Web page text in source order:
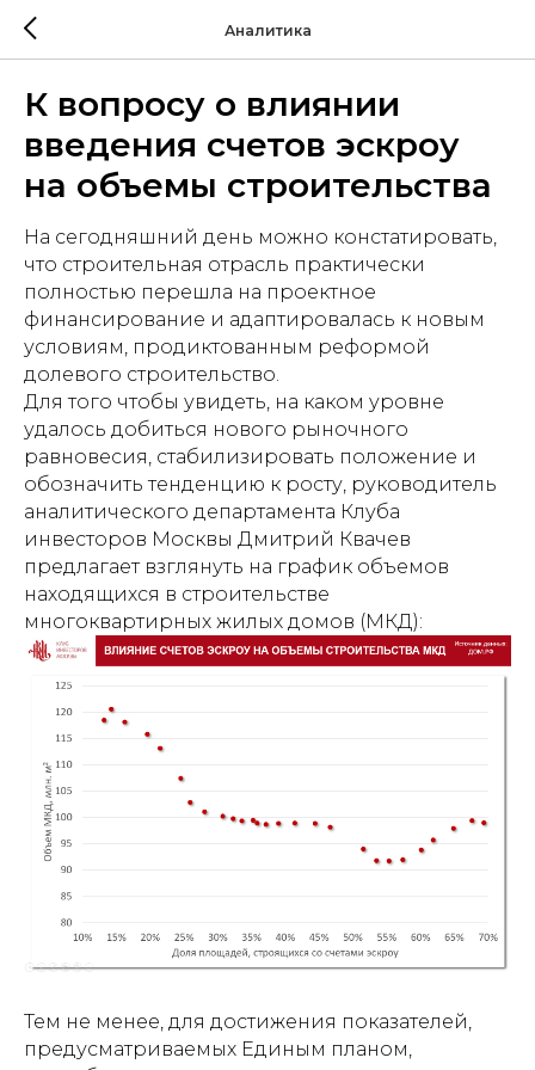
Аналитика
К вопросу о влиянии
введения счетов эскроу
на объемы строительства
На сегодняшний день можно констатировать,
что строительная отрасль практически
полностью перешла на проектное
финансирование и адаптировалась к новым
условиям, продиктованным реформой
долевого строительство.
Для того чтобы увидеть, на каком уровне
удалось добиться нового рыночного
равновесия, стабилизировать положение и
обозначить тенденцию к росту, руководитель
аналитического департамента Клуба
инвесторов Москвы Дмитрий Квачев
предлагает взглянуть на график объемов
находящихся в строительстве
многоквартирных жилых домов (МКД):
Тем не менее, для достижения показателей,
предусматриваемых Единым планом,